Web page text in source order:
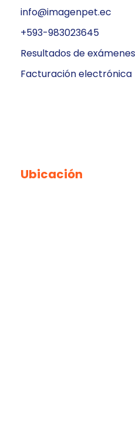
info@imagenpet.ec
+593-983023645
Resultados de exámenes
Facturación electrónica
Ubicación